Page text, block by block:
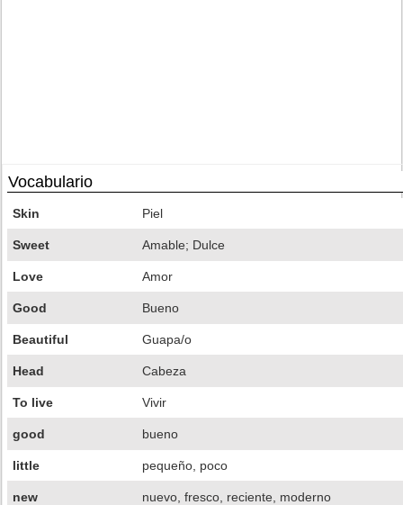
Vocabulario
Skin Piel
Sweet Amable; Dulce
Love Amor
Good Bueno
Beautiful Guapa/o
Head Cabeza
To live Vivir
good bueno
little pequeño, poco
new nuevo, fresco, reciente, moderno